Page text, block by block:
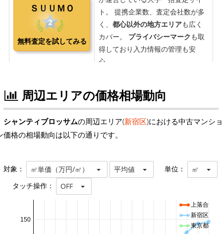
周辺エリアの価格相場動向
シャンティブロッサムの周辺エリア(新宿区)における中古マンシ
価格の相場動向は以下の通りです。
対象： ㎡単価（万円/㎡） 平均値 単位： ㎡
タッチ操作： OFF
150
上落合
新宿区
東京都